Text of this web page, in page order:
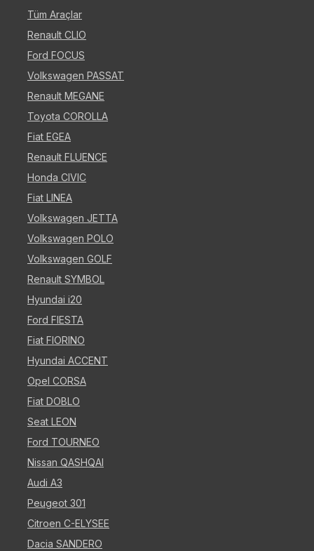
Tüm Araçlar
Renault CLIO
Ford FOCUS
Volkswagen PASSAT
Renault MEGANE
Toyota COROLLA
Fiat EGEA
Renault FLUENCE
Honda CIVIC
Fiat LINEA
Volkswagen JETTA
Volkswagen POLO
Volkswagen GOLF
Renault SYMBOL
Hyundai i20
Ford FIESTA
Fiat FIORINO
Hyundai ACCENT
Opel CORSA
Fiat DOBLO
Seat LEON
Ford TOURNEO
Nissan QASHQAI
Audi A3
Peugeot 301
Citroen C-ELYSEE
Dacia SANDERO